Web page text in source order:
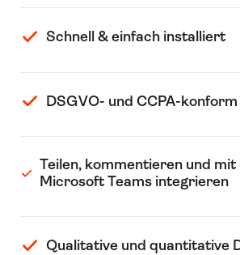
Schnell & einfach installiert
DSGVO- und CCPA-konform
Teilen, kommentieren und mit
Microsoft Teams integrieren
Qualitative und quantitative